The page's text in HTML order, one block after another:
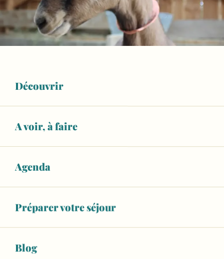
Découvrir
A voir, à faire
Agenda
Préparer votre séjour
Blog
Ouverture et coordonnées
Fermé aujourd'hui
06 12 26 23